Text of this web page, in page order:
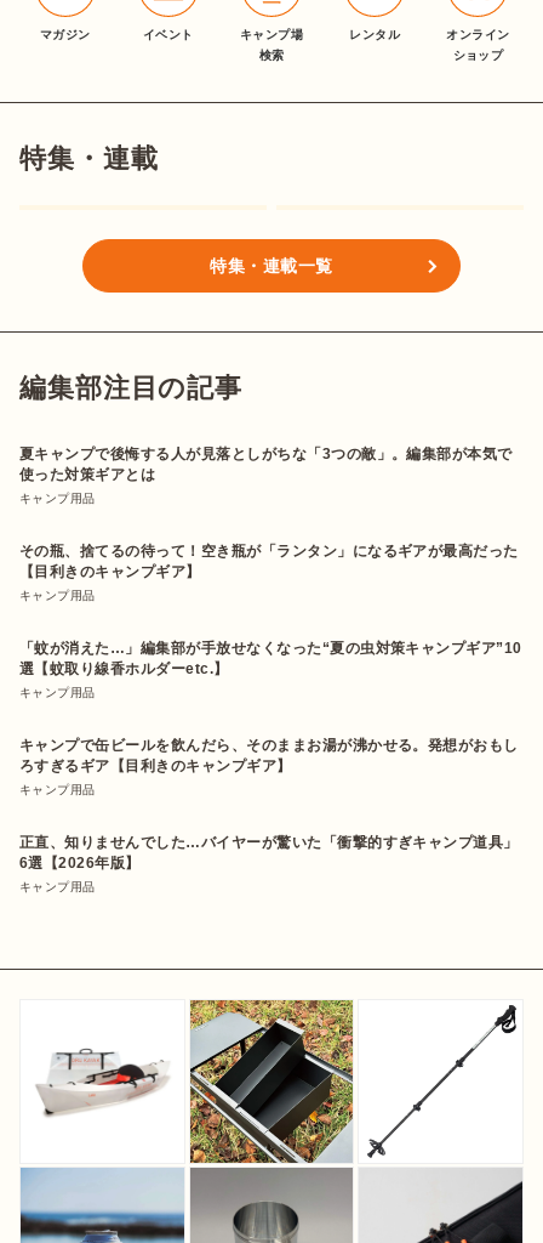
マガジン イベント
キャンプ場
検索
レンタル
オンライン
ショップ
特集・連載
特集・連載一覧
編集部注目の記事
夏キャンプで後悔する人が見落としがちな「3つの敵」。編集部が本気で
使った対策ギアとは
キャンプ用品
その瓶、捨てるの待って！空き瓶が「ランタン」になるギアが最高だった
【目利きのキャンプギア】
キャンプ用品
「蚊が消えた…」編集部が手放せなくなった“夏の虫対策キャンプギア”10
選【蚊取り線香ホルダーetc.】
キャンプ用品
キャンプで缶ビールを飲んだら、そのままお湯が沸かせる。発想がおもし
ろすぎるギア【目利きのキャンプギア】
キャンプ用品
正直、知りませんでした…バイヤーが驚いた「衝撃的すぎキャンプ道具」
6選【2026年版】
キャンプ用品